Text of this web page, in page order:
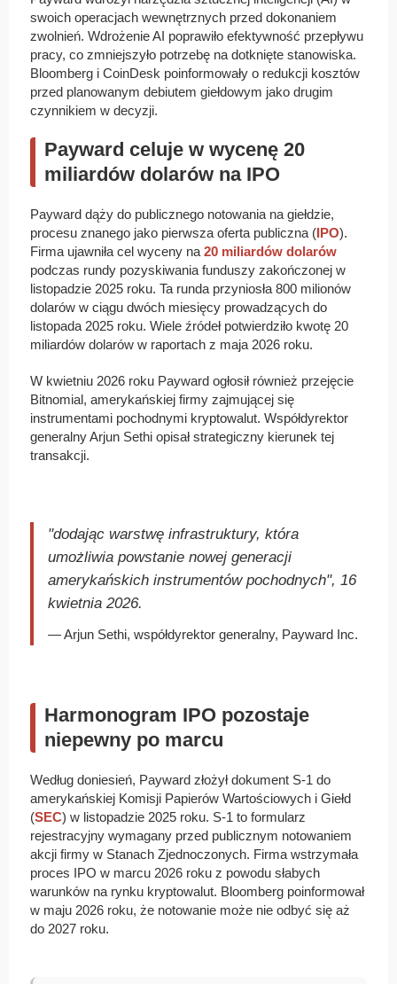
swoich operacjach wewnętrznych przed dokonaniem
zwolnień. Wdrożenie AI poprawiło efektywność przepływu
pracy, co zmniejszyło potrzebę na dotknięte stanowiska.
Bloomberg i CoinDesk poinformowały o redukcji kosztów
przed planowanym debiutem giełdowym jako drugim
czynnikiem w decyzji.
Payward celuje w wycenę 20
miliardów dolarów na IPO
Payward dąży do publicznego notowania na giełdzie,
procesu znanego jako pierwsza oferta publiczna (IPO).
Firma ujawniła cel wyceny na 20 miliardów dolarów
podczas rundy pozyskiwania funduszy zakończonej w
listopadzie 2025 roku. Ta runda przyniosła 800 milionów
dolarów w ciągu dwóch miesięcy prowadzących do
listopada 2025 roku. Wiele źródeł potwierdziło kwotę 20
miliardów dolarów w raportach z maja 2026 roku.
W kwietniu 2026 roku Payward ogłosił również przejęcie
Bitnomial, amerykańskiej firmy zajmującej się
instrumentami pochodnymi kryptowalut. Współdyrektor
generalny Arjun Sethi opisał strategiczny kierunek tej
transakcji.
"dodając warstwę infrastruktury, która
umożliwia powstanie nowej generacji
amerykańskich instrumentów pochodnych", 16
kwietnia 2026.
— Arjun Sethi, współdyrektor generalny, Payward Inc.
Harmonogram IPO pozostaje
niepewny po marcu
Według doniesień, Payward złożył dokument S-1 do
amerykańskiej Komisji Papierów Wartościowych i Giełd
(SEC) w listopadzie 2025 roku. S-1 to formularz
rejestracyjny wymagany przed publicznym notowaniem
akcji firmy w Stanach Zjednoczonych. Firma wstrzymała
proces IPO w marcu 2026 roku z powodu słabych
warunków na rynku kryptowalut. Bloomberg poinformował
w maju 2026 roku, że notowanie może nie odbyć się aż
do 2027 roku.